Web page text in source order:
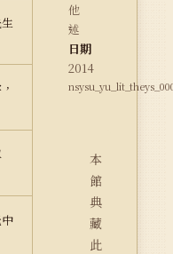
他
述
日期
2014
本
館
典
藏
此